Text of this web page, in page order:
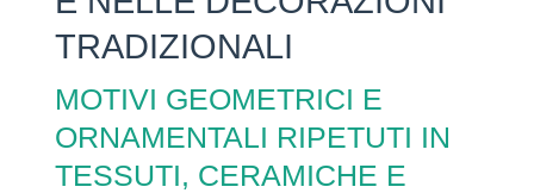
TRADIZIONALI
MOTIVI GEOMETRICI E
ORNAMENTALI RIPETUTI IN
TESSUTI, CERAMICHE E